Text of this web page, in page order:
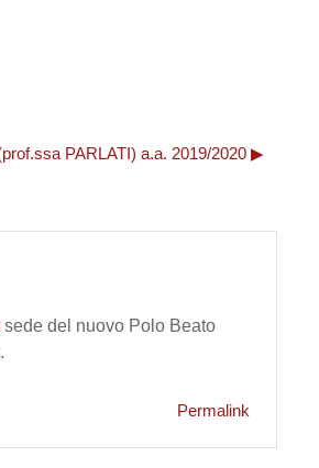
PARLATI) a.a. 2019/2020 ▶︎
sede del nuovo Polo Beato
Permalink